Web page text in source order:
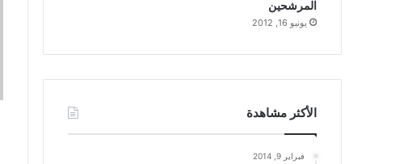
المرشحين
يونيو 16, 2012
الأكثر مشاهدة
فبراير 9, 2014